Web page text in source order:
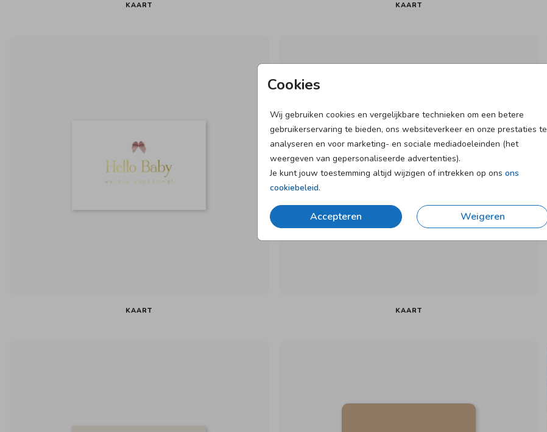
Cookies
Wij gebruiken cookies en vergelijkbare technieken om een betere
gebruikerservaring te bieden, ons websiteverkeer en onze prestaties te
analyseren en voor marketing- en sociale mediadoeleinden (het
weergeven van gepersonaliseerde advertenties).
Je kunt jouw toestemming altijd wijzigen of intrekken op ons ons
cookiebeleid.
Accepteren Weigeren
KAART KAART
KAART KAART